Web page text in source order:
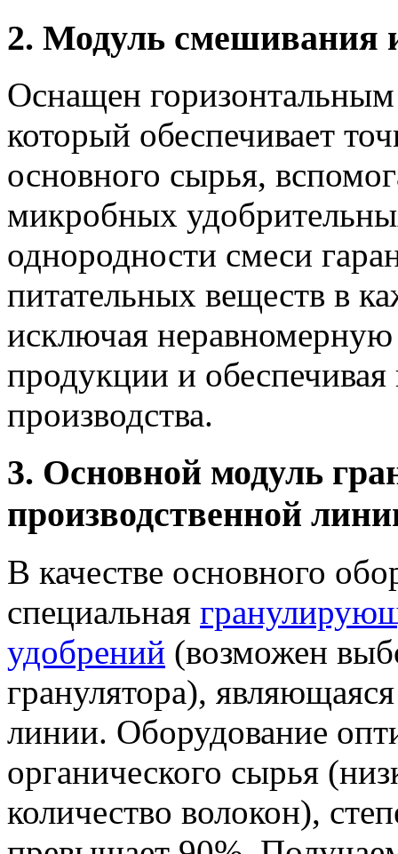
2. Модуль смешивания
Оснащен
который обеспечивает
основного сырья,
микробных
однородности смеси
питательных веществ в
исключая
продукции и
производства.
3. Основной модуль
производственной
В качестве основного
специальная
удобрений (возможен
гранулятора),
линии. Оборудование
органического сырья
количество волокон),